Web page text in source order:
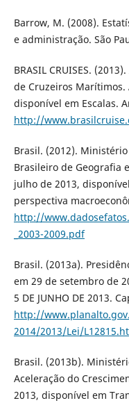
Barrow, M. (2008).
e administração. São
BRASIL CRUISES.
de Cruzeiros Marítimos.
disponível em Escalas.
http://
Brasil. (2012).
Brasileiro de Geografia
julho de 2013,
perspectiva
http://
_2003-2009.pdf
Brasil. (2013a).
em 29 de setembro de
5 DE JUNHO DE 2013.
http://
2014/2013/Lei/
Brasil. (2013b).
Aceleração do
2013, disponível em